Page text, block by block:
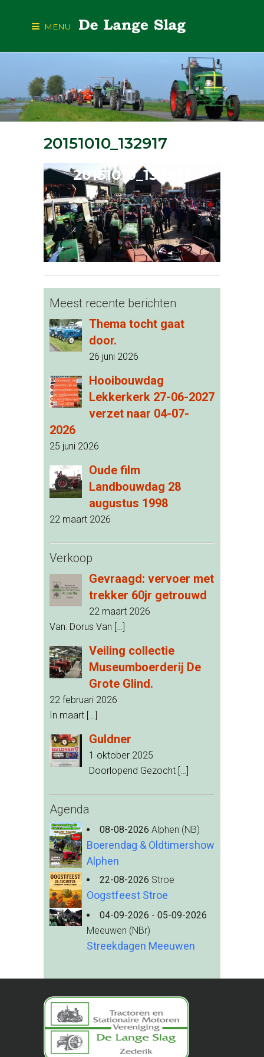
MENU
20151010_132917
20151010_132917
Meest recente berichten
Thema tocht gaat
door.
26 juni 2026
Hooibouwdag
Lekkerkerk 27-06-2027
verzet naar 04-07-
2026
25 juni 2026
Oude film
Landbouwdag 28
augustus 1998
22 maart 2026
Verkoop
Gevraagd: vervoer met
trekker 60jr getrouwd
22 maart 2026
Van: Dorus Van […]
Veiling collectie
Museumboerderij De
Grote Glind.
22 februari 2026
In maart […]
Guldner
1 oktober 2025
Doorlopend Gezocht […]
Agenda
08-08-2026 Alphen (NB)
Boerendag & Oldtimershow
Alphen
22-08-2026 Stroe
Oogstfeest Stroe
04-09-2026 - 05-09-2026
Meeuwen (NBr)
Streekdagen Meeuwen